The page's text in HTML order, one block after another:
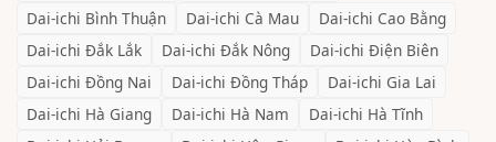
Dai-ichi Bình Thuận Dai-ichi Cà Mau Dai-ichi Cao Bằng
Dai-ichi Đắk Lắk Dai-ichi Đắk Nông Dai-ichi Điện Biên
Dai-ichi Đồng Nai Dai-ichi Đồng Tháp Dai-ichi Gia Lai
Dai-ichi Hà Giang Dai-ichi Hà Nam Dai-ichi Hà Tĩnh